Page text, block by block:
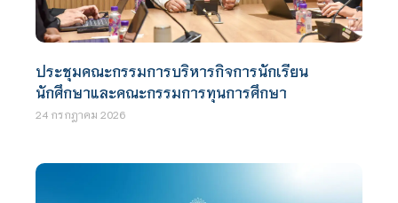
ประชุมคณะกรรมการบริหารกิจการนักเรียน
นักศึกษาและคณะกรรมการทุนการศึกษา
24 กรกฎาคม 2026